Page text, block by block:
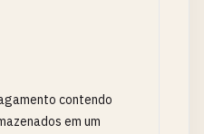
contendo
em um